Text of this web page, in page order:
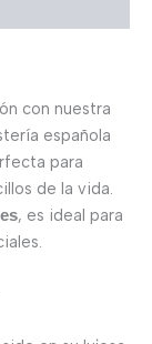
con nuestra
española
para
de la vida.
, es ideal para